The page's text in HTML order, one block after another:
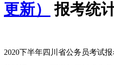
更新）
报考统
2020下半年四川省公务员考试